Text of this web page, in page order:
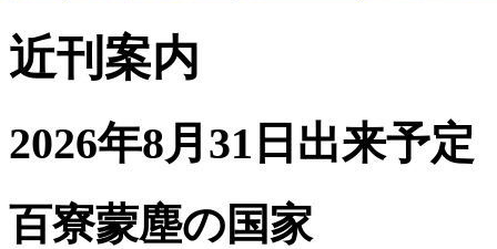
近刊案内
2026年8月31日出来予定
百寮蒙塵の国家